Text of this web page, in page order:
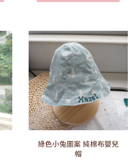
綠色小兔圖案 純棉布嬰兒
帽